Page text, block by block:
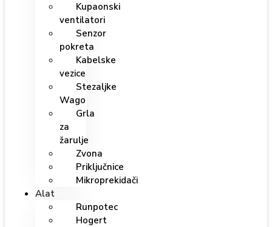
Kupaonski
ventilatori
Senzor
pokreta
Kabelske
vezice
Stezaljke
Wago
Grla
za
žarulje
Zvona
Priključnice
Mikroprekidači
Alat
Runpotec
Hogert